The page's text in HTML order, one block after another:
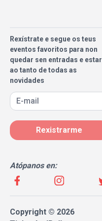
Rexístrate e segue os teus
eventos favoritos para non
quedar sen entradas e estar
ao tanto de todas as
novidades
Rexistrarme
Atópanos en:
Copyright © 2026